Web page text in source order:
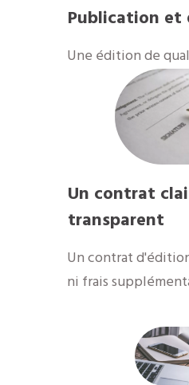
Publication et
​Une édition de
Un contrat
transparent
Un contrat
ni frais